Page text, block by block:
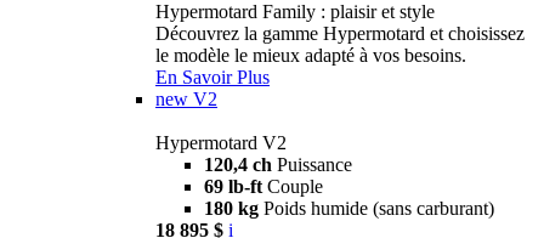
Hypermotard Family : plaisir et style
Découvrez la gamme Hypermotard et choisissez
le modèle le mieux adapté à vos besoins.
En Savoir Plus
new V2
Hypermotard V2
120,4 ch Puissance
69 lb-ft Couple
180 kg Poids humide (sans carburant)
18 895 $ i